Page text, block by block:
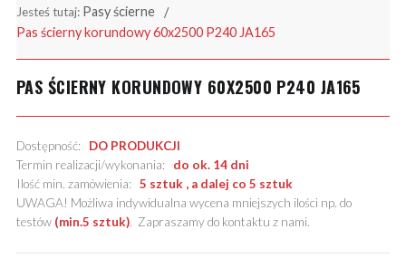
Jesteś tutaj: Pasy ścierne
Pas ścierny korundowy 60x2500 P240 JA165
PAS ŚCIERNY KORUNDOWY 60X2500 P240 JA165
Dostępność: DO PRODUKCJI
Termin realizacji/wykonania: do ok. 14 dni
Ilość min. zamówienia: 5 sztuk , a dalej co 5 sztuk
UWAGA! Możliwa indywidualna wycena mniejszych ilości np. do
testów (min.5 sztuk). Zapraszamy do kontaktu z nami.